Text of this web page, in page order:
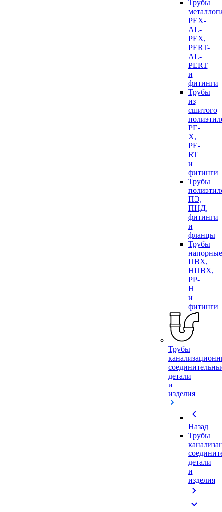
Трубы
PEX-
AL-
PEX,
PERT-
AL-
PERT
и
фитинги
Трубы
из
сшитого
PE-
X,
PE-
RT
и
фитинги
Трубы
ПЭ,
ПНД,
фитинги
и
фланцы
Трубы
напорные
ПВХ,
НПВХ,
PP-
H
и
фитинги
Трубы
детали
и
изделия
chevron_left
Назад
Трубы
детали
и
изделия
chevron_right
expand_more